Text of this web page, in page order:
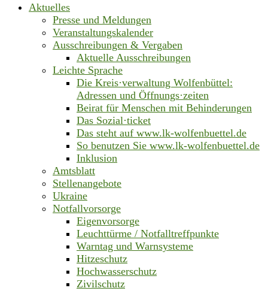
Aktuelles
Presse und Meldungen
Veranstaltungskalender
Ausschreibungen & Vergaben
Aktuelle Ausschreibungen
Leichte Sprache
Die Kreis·verwaltung Wolfenbüttel:
Adressen und Öffnungs·zeiten
Beirat für Menschen mit Behinderungen
Das Sozial·ticket
Das steht auf www.lk-wolfenbuettel.de
So benutzen Sie www.lk-wolfenbuettel.de
Inklusion
Amtsblatt
Stellenangebote
Ukraine
Notfallvorsorge
Eigenvorsorge
Leuchttürme / Notfalltreffpunkte
Warntag und Warnsysteme
Hitzeschutz
Hochwasserschutz
Zivilschutz